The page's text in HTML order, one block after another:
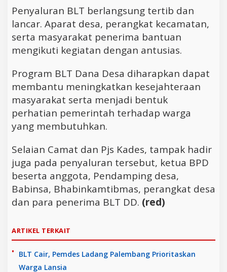
Penyaluran BLT berlangsung tertib dan
lancar. Aparat desa, perangkat kecamatan,
serta masyarakat penerima bantuan
mengikuti kegiatan dengan antusias.
Program BLT Dana Desa diharapkan dapat
membantu meningkatkan kesejahteraan
masyarakat serta menjadi bentuk
perhatian pemerintah terhadap warga
yang membutuhkan.
Selaian Camat dan Pjs Kades, tampak hadir
juga pada penyaluran tersebut, ketua BPD
beserta anggota, Pendamping desa,
Babinsa, Bhabinkamtibmas, perangkat desa
dan para penerima BLT DD. (red)
ARTIKEL TERKAIT
BLT Cair, Pemdes Ladang Palembang Prioritaskan
Warga Lansia